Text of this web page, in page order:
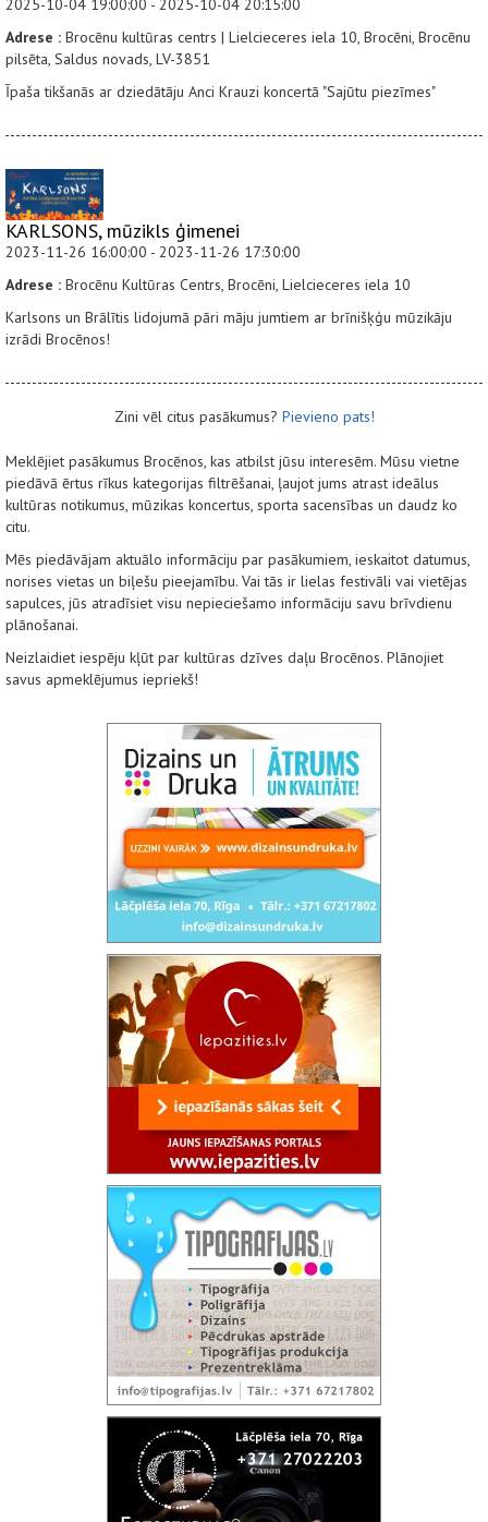
2025-10-04 19:00:00 - 2025-10-04 20:15:00
Adrese : Brocēnu kultūras centrs | Lielcieceres iela 10, Brocēni, Brocēnu
pilsēta, Saldus novads, LV-3851
Īpaša tikšanās ar dziedātāju Anci Krauzi koncertā "Sajūtu piezīmes"
KARLSONS, mūzikls ģimenei
2023-11-26 16:00:00 - 2023-11-26 17:30:00
Adrese : Brocēnu Kultūras Centrs, Brocēni, Lielcieceres iela 10
Karlsons un Brālītis lidojumā pāri māju jumtiem ar brīnišķģu mūzikāju
izrādi Brocēnos!
Zini vēl citus pasākumus? Pievieno pats!
Meklējiet pasākumus Brocēnos, kas atbilst jūsu interesēm. Mūsu vietne
piedāvā ērtus rīkus kategorijas filtrēšanai, ļaujot jums atrast ideālus
kultūras notikumus, mūzikas koncertus, sporta sacensības un daudz ko
citu.
Mēs piedāvājam aktuālo informāciju par pasākumiem, ieskaitot datumus,
norises vietas un biļešu pieejamību. Vai tās ir lielas festivāli vai vietējas
sapulces, jūs atradīsiet visu nepieciešamo informāciju savu brīvdienu
plānošanai.
Neizlaidiet iespēju kļūt par kultūras dzīves daļu Brocēnos. Plānojiet
savus apmeklējumus iepriekš!